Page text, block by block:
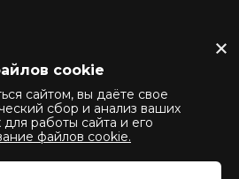
cookie
персональных данных
cookie
сайтом, вы даёте свое
сбор и анализ ваших
работы сайта и его
файлов cookie.